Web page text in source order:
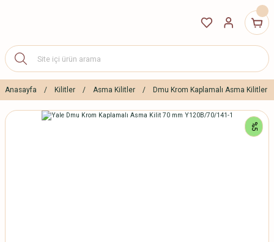
Anasayfa Kilitler Asma Kilitler Dmu Krom Kaplamalı Asma Kilitler
%5